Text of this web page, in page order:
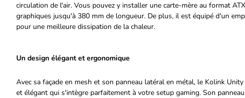
circulation de l'air. Vous pouvez y installer une carte-mère au format
graphiques jusqu'à 380 mm de longueur. De plus, il est équipé d'un
pour une meilleure dissipation de la chaleur.
Un design élégant et ergonomique
Avec sa façade en mesh et son panneau latéral en métal, le Kolink
et élégant qui s'intègre parfaitement à votre setup gaming. Son